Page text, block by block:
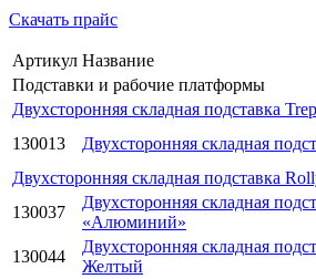
Скачать прайс
Артикул Название
Подставки и рабочие платформы
Двухсторонняя складная подставка
130013
Двухсторонняя складная
Двухсторонняя складная подставка
130037
Двухсторонняя складная
«Алюминий»
130044
Двухсторонняя складная
Желтый